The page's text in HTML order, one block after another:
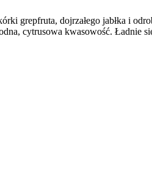
grepfruta, dojrzałego jabłka i
cytrusowa kwasowość.